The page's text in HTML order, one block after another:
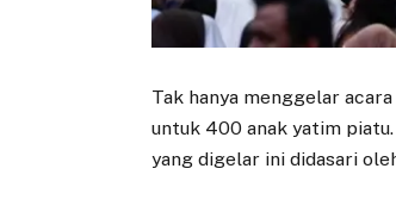
Tak hanya menggelar
untuk 400 anak yatim
yang digelar ini didasari